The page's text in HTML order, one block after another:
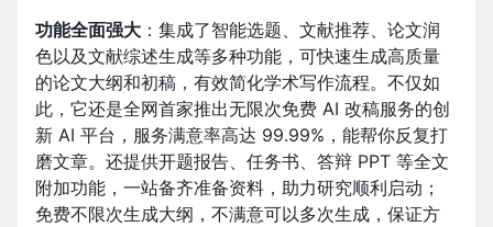
功能全面强大 ：集成了智能选题、文献推荐、论文润
色以及文献综述生成等多种功能，可快速生成高质量
的论文大纲和初稿，有效简化学术写作流程。不仅如
此，它还是全网首家推出无限次免费 AI 改稿服务的创
新 AI 平台，服务满意率高达 99.99%，能帮你反复打
磨文章。还提供开题报告、任务书、答辩 PPT 等全文
附加功能，一站备齐准备资料，助力研究顺利启动；
免费不限次生成大纲，不满意可以多次生成，保证方